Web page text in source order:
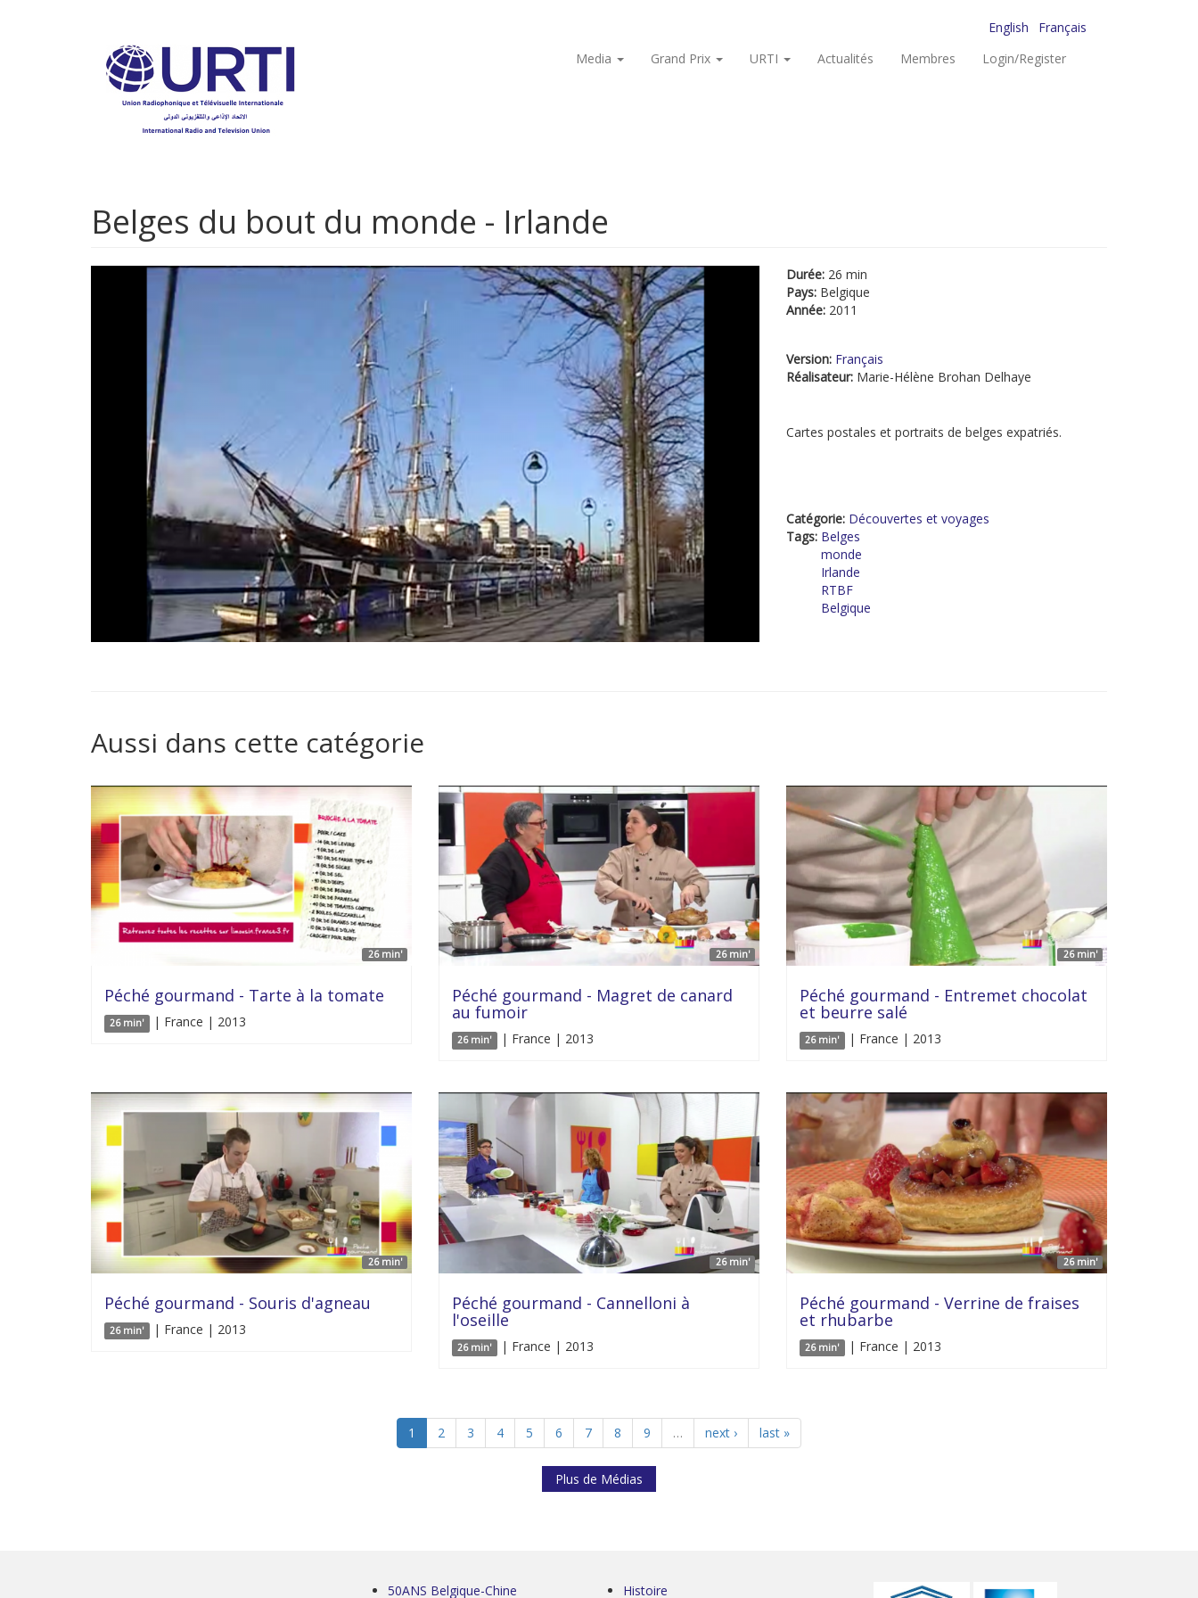
English
Français
Media
Grand Prix URTI Actualités Membres Login/Register
Belges du bout du monde - Irlande
Durée: 26 min
Pays: Belgique
Année: 2011
Version: Français
Réalisateur: Marie-Hélène Brohan Delhaye
Cartes postales et portraits de belges expatriés.
Catégorie: Découvertes et voyages
Tags: Belges
monde
Irlande
RTBF
Belgique
Aussi dans cette catégorie
26 min'
Péché gourmand - Tarte à la tomate
26 min' | France | 2013
26 min'
Péché gourmand - Magret de canard
au fumoir
26 min' | France | 2013
26 min'
Péché gourmand - Entremet chocolat
et beurre salé
26 min' | France | 2013
26 min'
Péché gourmand - Souris d'agneau
26 min' | France | 2013
26 min'
Péché gourmand - Cannelloni à
l'oseille
26 min' | France | 2013
26 min'
Péché gourmand - Verrine de fraises
et rhubarbe
26 min' | France | 2013
1 2 3 4 5 6 7 8 9 … next › last »
Plus de Médias
50ANS Belgique-Chine Histoire